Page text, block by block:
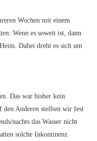
Wochen mit einem
Wenn es soweit ist, dann
Dabei dreht es sich um
Das war bisher kein
Anderen stellten wir fest
nachts das Wasser nicht
solche Inkontinenz